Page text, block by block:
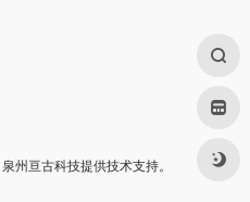
泉州亘古科技提供技术支持。